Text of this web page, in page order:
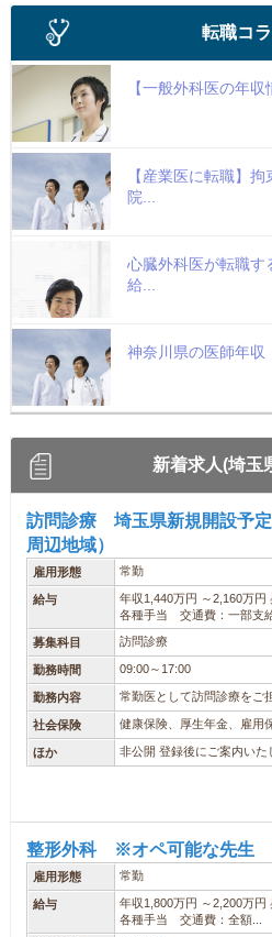
転職コ
【一般外科医の年
【産業医に転職】
院...
心臓外科医が転職す
給...
神奈川県の医師年収
新着求人(埼玉
訪問診療 埼玉県新規開設予
周辺地域）
雇用形態 常勤
給与
年収1,440万円 ～2,160万円
各種手当 交通費：一部支
募集科目 訪問診療
勤務時間 09:00～17:00
勤務内容 常勤医として訪問診療をご
社会保険 健康保険、厚生年金、雇用
ほか 非公開 登録後にご案内いた
整形外科 ※オペ可能な先生
雇用形態 常勤
給与
年収1,800万円 ～2,200万円
各種手当 交通費：全額...